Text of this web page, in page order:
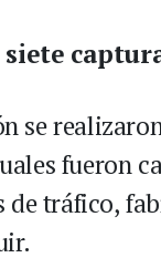
se
fueron
tráfico,